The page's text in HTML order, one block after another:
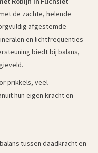
de zachte, helende
afgestemde
en lichtfrequenties
biedt bij balans,
prikkels, veel
hun eigen kracht en
tussen daadkracht en